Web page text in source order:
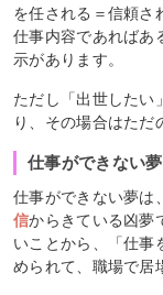
を任される＝信頼さ
仕事内容であればあ
示があります。
ただし「出世したい
り、その場合はただ
仕事ができない夢
仕事ができない夢は
信からきている凶夢
いことから、「仕事
められて、職場で居